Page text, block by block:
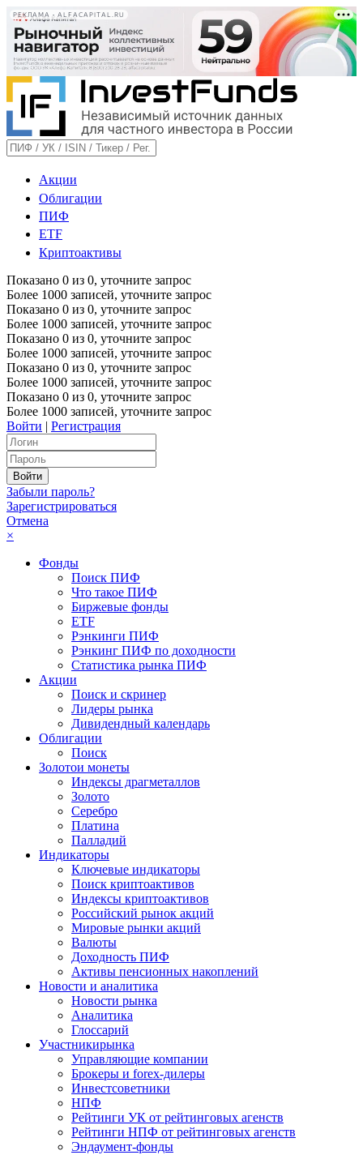
РЕКЛАМА • ALFACAPITAL.RU
Акции
Облигации
ПИФ
ETF
Криптоактивы
Показано 0 из 0, уточните запрос
Более 1000 записей, уточните запрос
Показано 0 из 0, уточните запрос
Более 1000 записей, уточните запрос
Показано 0 из 0, уточните запрос
Более 1000 записей, уточните запрос
Показано 0 из 0, уточните запрос
Более 1000 записей, уточните запрос
Показано 0 из 0, уточните запрос
Более 1000 записей, уточните запрос
Войти | Регистрация
Забыли пароль?
Зарегистрироваться
Отмена
×
Фонды
Поиск ПИФ
Что такое ПИФ
Биржевые фонды
ETF
Рэнкинги ПИФ
Рэнкинг ПИФ по доходности
Статистика рынка ПИФ
Акции
Поиск и скринер
Лидеры рынка
Дивидендный календарь
Облигации
Поиск
Золотои монеты
Индексы драгметаллов
Золото
Серебро
Платина
Палладий
Индикаторы
Ключевые индикаторы
Поиск криптоактивов
Индексы криптоактивов
Российский рынок акций
Мировые рынки акций
Валюты
Доходность ПИФ
Активы пенсионных накоплений
Новости и аналитика
Новости рынка
Аналитика
Глоссарий
Участникирынка
Управляющие компании
Брокеры и forex-дилеры
Инвестсоветники
НПФ
Рейтинги УК от рейтинговых агенств
Рейтинги НПФ от рейтинговых агенств
Эндаумент-фонды